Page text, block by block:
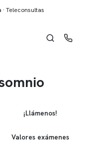
Teleconsultas
¡Llámenos!
Valores exámenes